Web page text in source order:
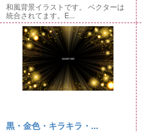
和風背景イラストです。 ベクターは
統合されてます。E...
黒・金色・キラキラ・...